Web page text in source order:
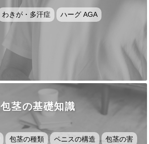
わきが・多汗症 ハーグ AGA
包茎の基礎知識
包茎の種類 ペニスの構造
包茎の害